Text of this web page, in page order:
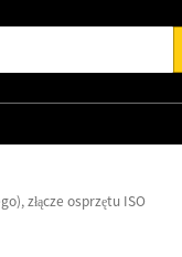
złącze osprzętu ISO